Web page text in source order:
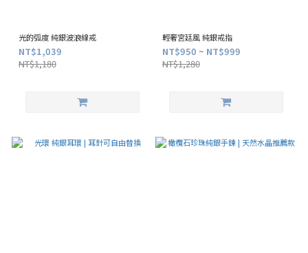
光的弧度 純銀波浪線戒
NT$1,039
NT$1,180
輕奢宮廷風 純銀戒指
NT$950 ~ NT$999
NT$1,280